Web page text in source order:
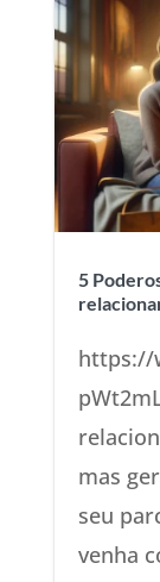
5
https://
mas
seu
venha